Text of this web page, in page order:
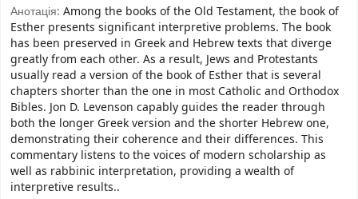
Анотація: Among the books of the Old Testament, the book of
Esther presents significant interpretive problems. The book
has been preserved in Greek and Hebrew texts that diverge
greatly from each other. As a result, Jews and Protestants
usually read a version of the book of Esther that is several
chapters shorter than the one in most Catholic and Orthodox
Bibles. Jon D. Levenson capably guides the reader through
both the longer Greek version and the shorter Hebrew one,
demonstrating their coherence and their differences. This
commentary listens to the voices of modern scholarship as
well as rabbinic interpretation, providing a wealth of
interpretive results..